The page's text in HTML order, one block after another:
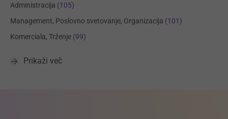
Administracija (105)
Management, Poslovno svetovanje, Organizacija (101)
Komerciala, Trženje (99)
Prikaži več